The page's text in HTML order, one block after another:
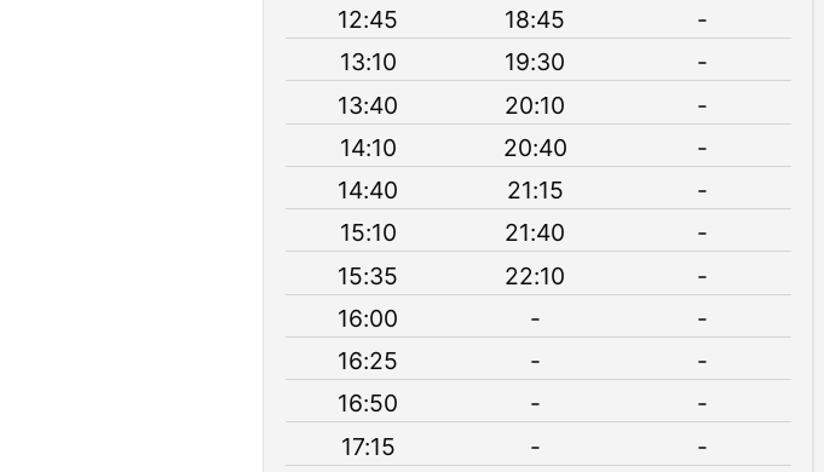
12:45
18:45
-
13:10
19:30
-
13:40
20:10
-
14:10
20:40
-
14:40
21:15
-
15:10
21:40
-
15:35
22:10
-
16:00
-
-
16:25
-
-
16:50
-
-
17:15
-
-